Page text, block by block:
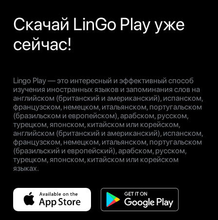
Скачай LinGo Play уже
сейчас!
Lingo Play — это интересный и эффективный способ
изучения иностранных языков и запоминания слов на
английском (британский и американский), испанском,
французском, немецком, итальянском, португальском
(бразильском и европейском), арабском, русском,
турецком, японском, китайском или корейском,
английском (британский и американский), испанском,
французском, немецком, итальянском, португальском
(бразильский и европейский), арабском, русском,
турецком, японском, китайском или корейском
языках.